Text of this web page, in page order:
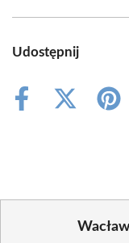
Udostępnij
Share
Share